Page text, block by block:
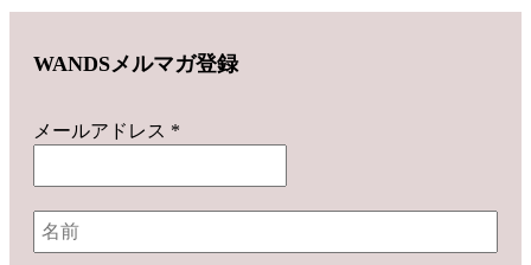
WANDSメルマガ登録
メールアドレス *